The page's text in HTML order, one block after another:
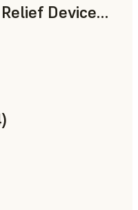
Flexible 50A Strain Relief Device (Form 4)